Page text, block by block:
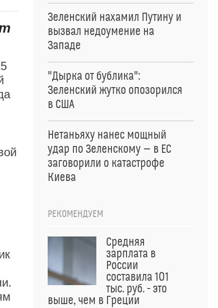
Зеленский нахамил Путину и
вызвал недоумение на
Западе
"Дырка от бублика":
Зеленский жутко опозорился
в США
Нетаньяху нанес мощный
удар по Зеленскому — в ЕС
заговорили о катастрофе
Киева
РЕКОМЕНДУЕМ
Средняя
зарплата в
России
составила 101
тыс. руб. - это
выше, чем в Греции